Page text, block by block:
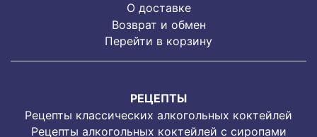
О доставке
Возврат и обмен
Перейти в корзину
РЕЦЕПТЫ
Рецепты классических алкогольных коктейлей
Рецепты алкогольных коктейлей с сиропами